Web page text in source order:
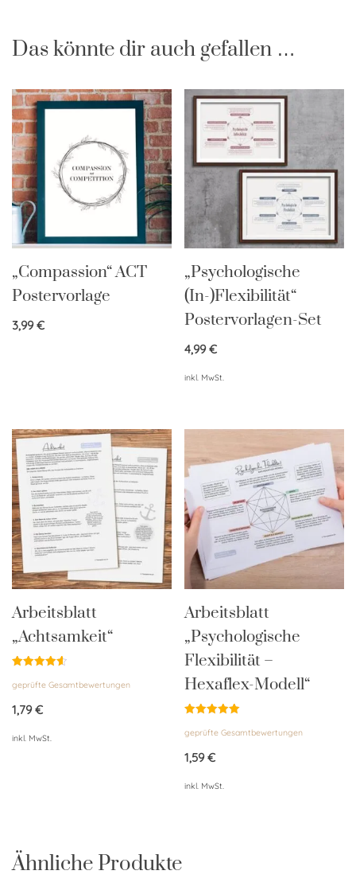
Das könnte dir auch gefallen …
„Compassion“ ACT
Postervorlage
3,99€
„Psychologische
(In-)Flexibilität“
Postervorlagen-Set
4,99€
inkl. MwSt.
Arbeitsblatt
„Achtsamkeit“
mit
von 5
geprüfte Gesamtbewertungen
1,79€
inkl. MwSt.
Arbeitsblatt
„Psychologische
Flexibilität –
Hexaflex-Modell“
mit
von 5
geprüfte Gesamtbewertungen
1,59€
inkl. MwSt.
Ähnliche Produkte